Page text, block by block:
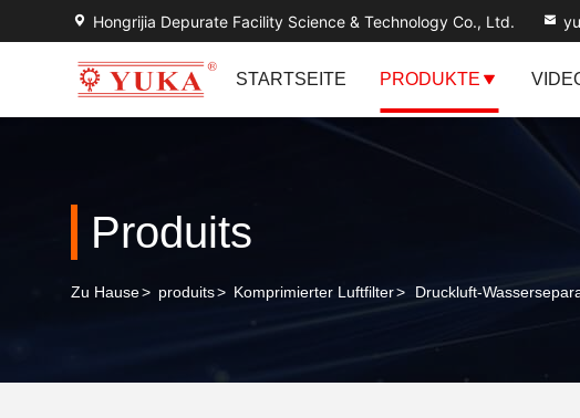
Hongrijia Depurate Facility Science & Technology Co., Ltd.
STARTSEITE PRODUKTE
Produits
Zu Hause> produits> Komprimierter Luftfilter> Druckluft-